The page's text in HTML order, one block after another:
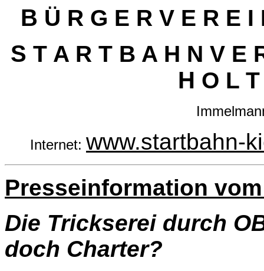
B Ü R G E R V E R E
S T A R T B A H N V E
H O L
Internet: www.startbahn-
Presseinformation
Die Trickserei durch
doch Charter?